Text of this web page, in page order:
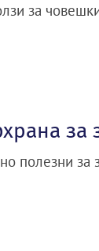
за
за
полезни за